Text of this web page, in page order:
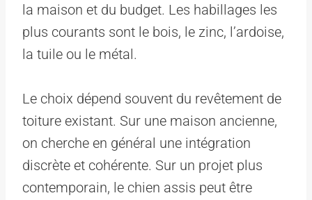
la maison et du budget. Les habillages les
plus courants sont le bois, le zinc, l’ardoise,
la tuile ou le métal.
Le choix dépend souvent du revêtement de
toiture existant. Sur une maison ancienne,
on cherche en général une intégration
discrète et cohérente. Sur un projet plus
contemporain, le chien assis peut être